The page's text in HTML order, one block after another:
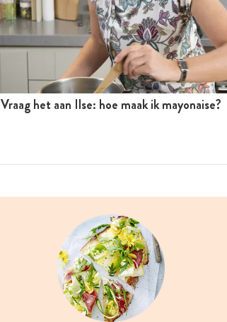
Vraag het aan Ilse: hoe maak ik mayonaise?